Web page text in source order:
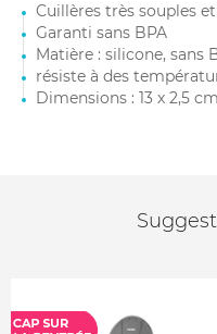
Cuillères très souples
Garanti sans BPA
Matière : silicone, sans
résiste à des
Dimensions : 13 x 2,5 cm